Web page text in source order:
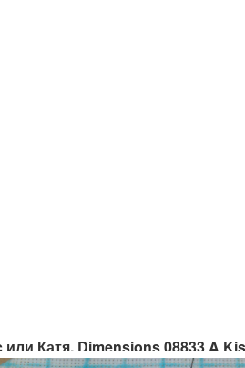
или Катя. Dimensions 08833 A